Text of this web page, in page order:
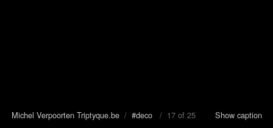
Michel Verpoorten Triptyque.be/ #deco/ 17 of 25 Show caption